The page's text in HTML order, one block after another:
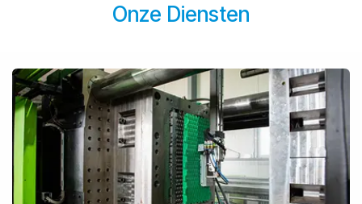
Onze Diensten